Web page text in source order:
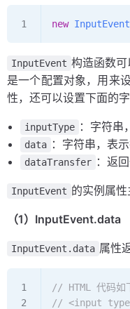
new InputEvent
InputEvent 构造函数
是一个配置对象，用来
性，还可以设置下面的
inputType ：字符串
data ：字符串，表
dataTransfer ：返
InputEvent 的实例属
（1）InputEvent.data
InputEvent.data 属性
// HTML 代码如
// <input